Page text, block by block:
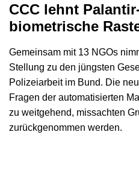
CCC lehnt
biometrische
Gemeinsam mit 13 NGOs
Stellung zu den jüngsten
Polizeiarbeit im Bund. Die
Fragen der automatisierten
zu weitgehend, missachten
zurückgenommen werden.